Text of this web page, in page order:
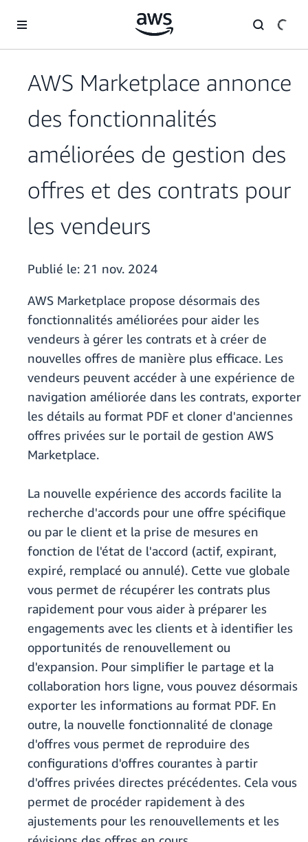
AWS Marketplace annonce
des fonctionnalités
améliorées de gestion des
offres et des contrats pour
les vendeurs
Publié le: 21 nov. 2024
AWS Marketplace propose désormais des
fonctionnalités améliorées pour aider les
vendeurs à gérer les contrats et à créer de
nouvelles offres de manière plus efficace. Les
vendeurs peuvent accéder à une expérience de
navigation améliorée dans les contrats, exporter
les détails au format PDF et cloner d'anciennes
offres privées sur le portail de gestion AWS
Marketplace.
La nouvelle expérience des accords facilite la
recherche d'accords pour une offre spécifique
ou par le client et la prise de mesures en
fonction de l'état de l'accord (actif, expirant,
expiré, remplacé ou annulé). Cette vue globale
vous permet de récupérer les contrats plus
rapidement pour vous aider à préparer les
engagements avec les clients et à identifier les
opportunités de renouvellement ou
d'expansion. Pour simplifier le partage et la
collaboration hors ligne, vous pouvez désormais
exporter les informations au format PDF. En
outre, la nouvelle fonctionnalité de clonage
d'offres vous permet de reproduire des
configurations d'offres courantes à partir
d'offres privées directes précédentes. Cela vous
permet de procéder rapidement à des
ajustements pour les renouvellements et les